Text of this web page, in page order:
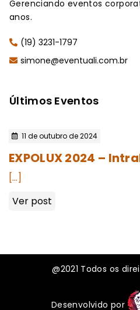
Gerenciando eventos
anos.
(19) 3231-1797
simone@eventuali.com.br
Últimos Eventos
11 de outubro de 2024
EXPOLUX 2024 –
[…]
Ver post
@2021 Todos os
Desenvolvido por